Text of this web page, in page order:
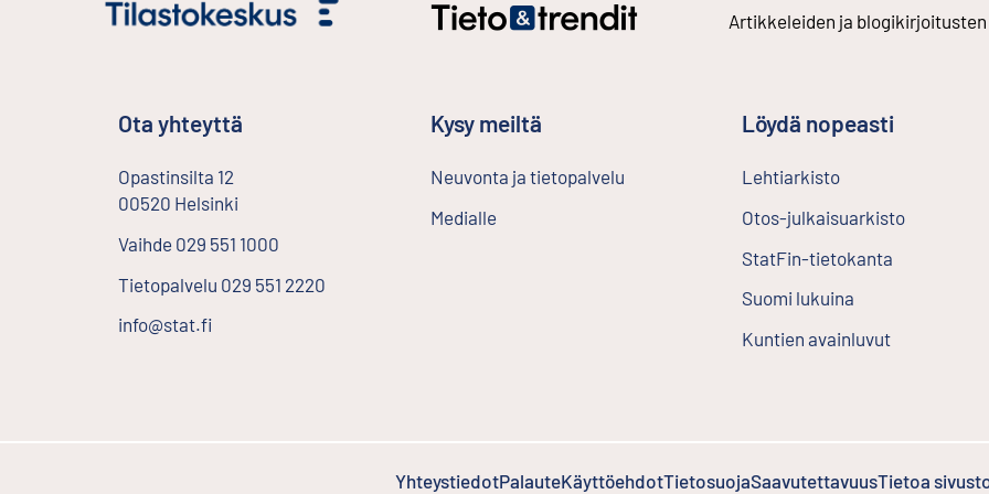
Artikkeleiden ja
Ota yhteyttä
Opastinsilta 12
00520 Helsinki
Vaihde 029 551 1000
Tietopalvelu 029 551 2220
info@stat.fi
Kysy meiltä
Neuvonta ja tietopalvelu
Medialle
Löydä nopeasti
Lehtiarkisto
Otos-julkaisuarkisto
StatFin-tietokanta
Suomi lukuina
Kuntien avainluvut
YhteystiedotPalauteUlkoinen linkki
KäyttöehdotUlkoinen linkki
TietosuojaSaavutettavuusTietoa